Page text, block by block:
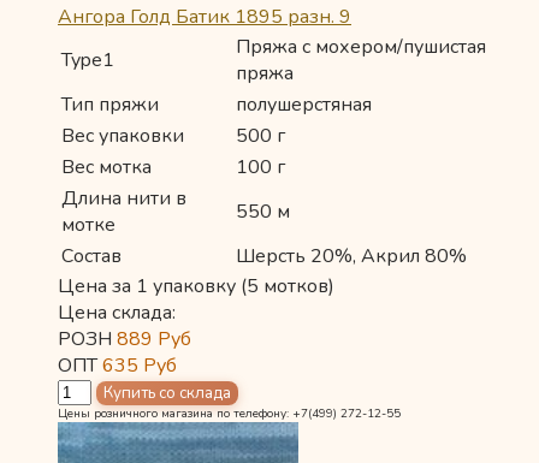
Ангора Голд Батик 1895 разн. 9
Type1
Пряжа с мохером/пушистая
пряжа
Тип пряжи
полушерстяная
Вес упаковки
500 г
Вес мотка
100 г
Длина нити в
мотке
550 м
Состав
Шерсть 20%, Акрил 80%
Цена за 1 упаковку (5 мотков)
Цена склада:
РОЗН 889 Руб
ОПТ635 Руб
Цены розничного магазина по телефону: +7(499) 272-12-55